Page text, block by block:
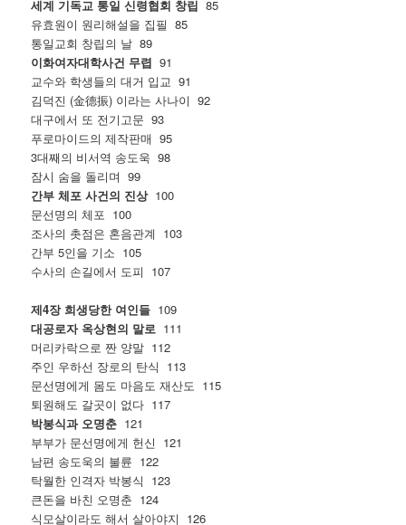
세계 기독교 통일 신령협회 창립 85
유효원이 원리해설을 집필 85
통일교회 창립의 날 89
이화여자대학사건 무렵 91
교수와 학생들의 대거 입교 91
김덕진 (金德振) 이라는 사나이 92
대구에서 또 전기고문 93
푸로마이드의 제작판매 95
3대째의 비서역 송도욱 98
잠시 숨을 돌리며 99
간부 체포 사건의 진상100
문선명의 체포 100
조사의 촛점은 혼음관계 103
간부 5인을 기소 105
수사의 손길에서 도피 107
제4장 희생당한 여인들 109
대공로자 옥상현의 말로 111
머리카락으로 짠 양말 112
주인 우하선 장로의 탄식 113
문선명에게 몸도 마음도 재산도 115
퇴원해도 갈곳이 없다 117
박봉식과 오명춘 121
부부가 문선명에게 헌신 121
남편 송도욱의 불륜 122
탁월한 인격자 박봉식 123
큰돈을 바친 오명춘 124
식모살이라도 해서 살아야지 126